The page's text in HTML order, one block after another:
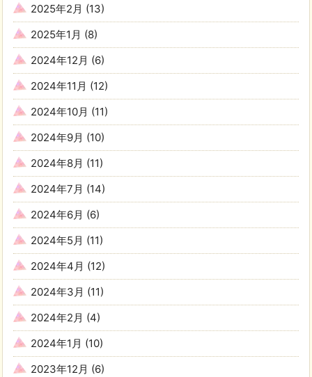
2025年2月 (13)
2025年1月 (8)
2024年12月 (6)
2024年11月 (12)
2024年10月 (11)
2024年9月 (10)
2024年8月 (11)
2024年7月 (14)
2024年6月 (6)
2024年5月 (11)
2024年4月 (12)
2024年3月 (11)
2024年2月 (4)
2024年1月 (10)
2023年12月 (6)